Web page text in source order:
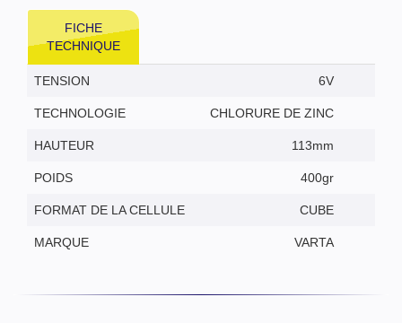
FICHE
TECHNIQUE
TENSION 6V
TECHNOLOGIE CHLORURE DE ZINC
HAUTEUR 113mm
POIDS 400gr
FORMAT DE LA CELLULE CUBE
MARQUE VARTA